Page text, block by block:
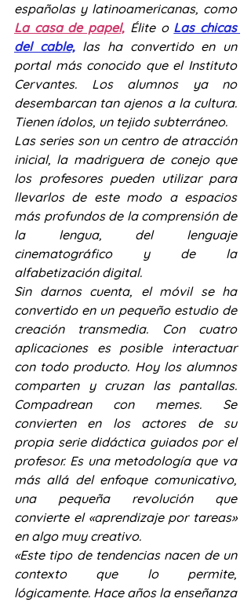
españolas y latinoamericanas, como
La casa de papel, Élite o Las chicas
del cable, las ha convertido en un
portal más conocido que el Instituto
Cervantes. Los alumnos ya no
desembarcan tan ajenos a la cultura.
Tienen ídolos, un tejido subterráneo.
Las series son un centro de atracción
inicial, la madriguera de conejo que
los profesores pueden utilizar para
llevarlos de este modo a espacios
más profundos de la comprensión de
la lengua, del lenguaje
cinematográfico y de la
alfabetización digital.
Sin darnos cuenta, el móvil se ha
convertido en un pequeño estudio de
creación transmedia. Con cuatro
aplicaciones es posible interactuar
con todo producto. Hoy los alumnos
comparten y cruzan las pantallas.
Compadrean con memes. Se
convierten en los actores de su
propia serie didáctica guiados por el
profesor. Es una metodología que va
más allá del enfoque comunicativo,
una pequeña revolución que
convierte el «aprendizaje por tareas»
en algo muy creativo.
«Este tipo de tendencias nacen de un
contexto que lo permite,
lógicamente. Hace años la enseñanza